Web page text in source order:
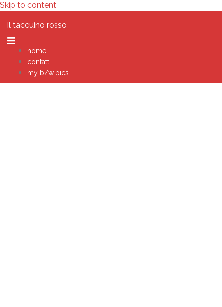
Skip to content
il taccuino rosso
home
contatti
my b/w pics